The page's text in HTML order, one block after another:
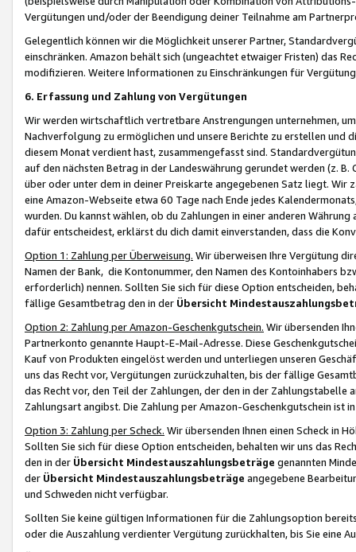
Vergütungen und/oder der Beendigung deiner Teilnahme am
Gelegentlich können wir die Möglichkeit unserer Partner,
einschränken. Amazon behält sich (ungeachtet etwaiger Fristen) das
modifizieren. Weitere Informationen zu Einschränkungen für
6. Erfassung und Zahlung von Vergütungen
Wir werden wirtschaftlich vertretbare Anstrengungen unternehmen,
Nachverfolgung zu ermöglichen und unsere Berichte zu erstellen und
diesem Monat verdient hast, zusammengefasst sind.
auf den nächsten Betrag in der Landeswährung gerundet werden (z.
über oder unter dem in deiner Preiskarte angegebenen Satz liegt.
eine Amazon-Webseite etwa 60 Tage nach Ende jedes
wurden. Du kannst wählen, ob du Zahlungen in einer anderen
dafür entscheidest, erklärst du dich damit einverstanden, dass die
Option 1: Zahlung per Überweisung. Wir überweisen Ihre Vergütung
Namen der Bank, die Kontonummer, den Namen des Kontoinhabers
erforderlich) nennen. Sollten Sie sich für diese Option entscheiden,
fällige Gesamtbetrag den in der Übersicht
Option 2: Zahlung per Amazon-Geschenkgutschein. Wir übersenden
Partnerkonto genannte Haupt-E-Mail-Adresse. Diese
Kauf von Produkten eingelöst werden und unterliegen unseren
uns das Recht vor, Vergütungen zurückzuhalten, bis der fällige
das Recht vor, den Teil der Zahlungen, der den in der
Zahlungsart angibst. Die Zahlung per Amazon-Geschenkgutschein ist
Option 3: Zahlung per Scheck. Wir übersenden Ihnen einen Scheck in
Sollten Sie sich für diese Option entscheiden, behalten wir uns das
den in der Übersicht Mindestauszahlungsbeträge genannten
der Übersicht Mindestauszahlungsbeträge angegebene
und Schweden nicht verfügbar.
Sollten Sie keine gültigen Informationen für die Zahlungsoption
oder die Auszahlung verdienter Vergütung zurückhalten, bis Sie